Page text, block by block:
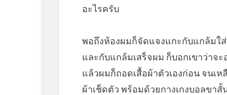
อะไรครับ
พอถึงห้องผมก็จัดแจงแกะกับแกล้มใส่
และกับแกล้มเสร็จผม ก็บอกเขาว่าจ
แล้วผมก็ถอดเสื้อผ้าตัวเองก่อน จนเห
ผ้าเช็ดตัว พร้อมด้วยกางเกงบอลขา